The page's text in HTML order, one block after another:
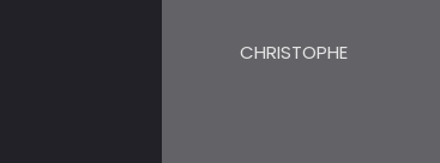
CHRISTOPHE